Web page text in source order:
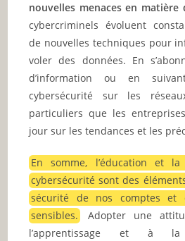
nouvelles menaces en matière
cybercriminels évoluent
de nouvelles techniques pour
voler des données. En
d’information ou en
cybersécurité sur les
particuliers que les
jour sur les tendances et les
En somme, l’éducation et
cybersécurité sont des
sécurité de nos comptes et
sensibles.
Adopter une
l’apprentissage et à